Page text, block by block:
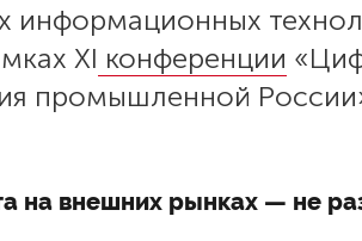
информационных
XI конференции
промышленной
на внешних рынках — не